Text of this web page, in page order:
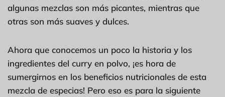
algunas mezclas son más picantes, mientras que
otras son más suaves y dulces.
Ahora que conocemos un poco la historia y los
ingredientes del curry en polvo, ¡es hora de
sumergirnos en los beneficios nutricionales de esta
mezcla de especias! Pero eso es para la siguiente